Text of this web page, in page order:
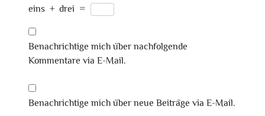
eins + drei =
Benachrichtige mich über nachfolgende
Kommentare via E-Mail.
Benachrichtige mich über neue Beiträge via E-Mail.